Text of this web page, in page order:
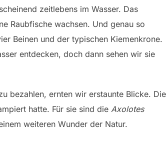
zeitlebens im Wasser. Das
Raubfische wachsen. Und genau so
Beinen und der typischen Kiemenkrone.
entdecken, doch dann sehen wir sie
bezahlen, ernten wir erstaunte Blicke. Die
hatte. Für sie sind die Axolotes
weiteren Wunder der Natur.